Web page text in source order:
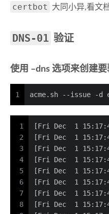
certbot 大同小异,看文
DNS-01 验证
使用 –dns 选项来创建
1 acme.sh --issue -d
1
2
3
4
5
6
7
8
[Fri Dec  1
[Fri Dec  1
[Fri Dec  1
[Fri Dec  1
[Fri Dec  1
[Fri Dec  1
[Fri Dec  1
[Fri Dec  1